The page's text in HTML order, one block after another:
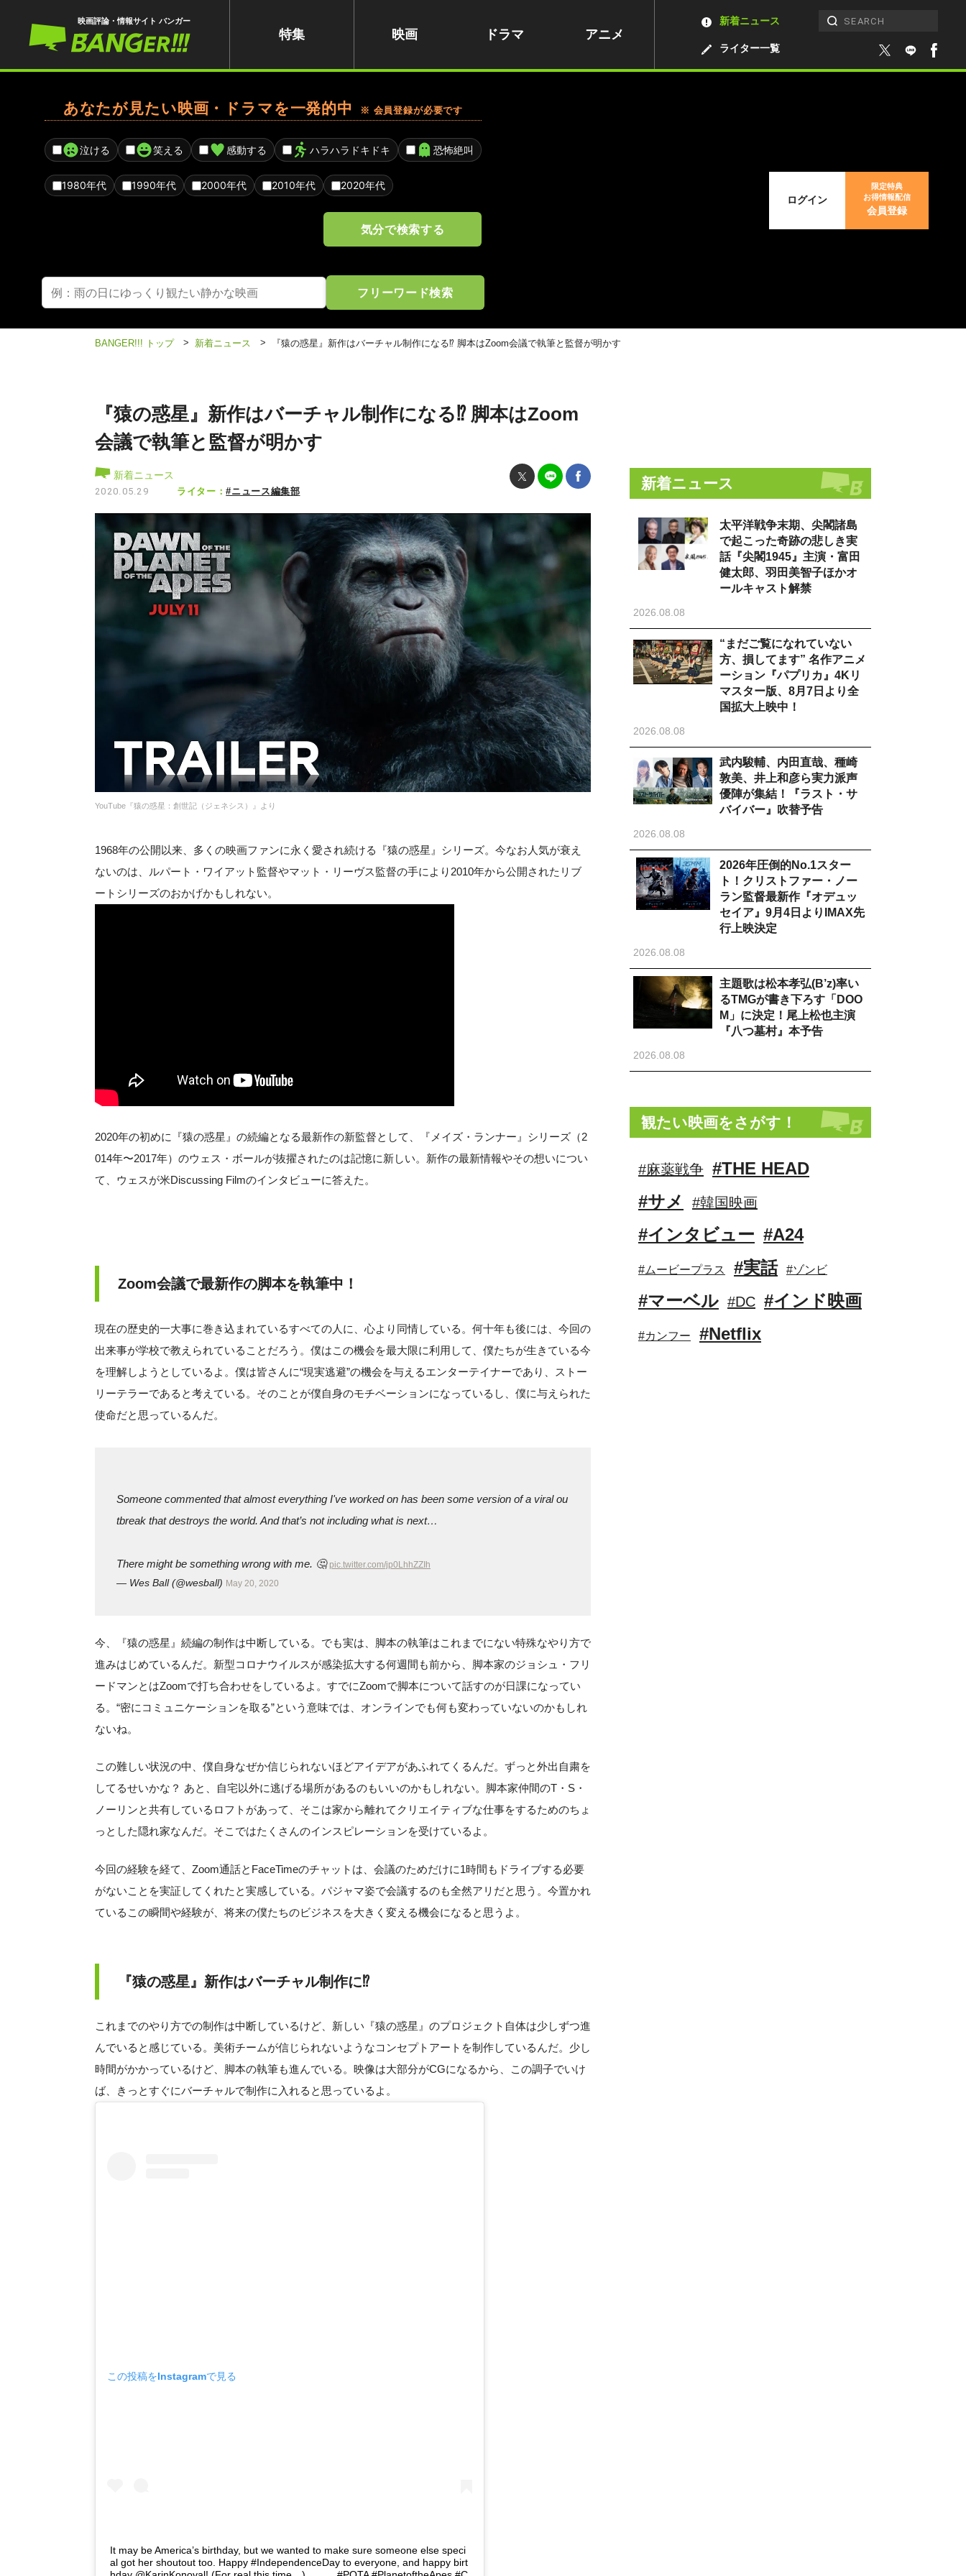
映画評論・情報サイト バンガー
特集 映画 ドラマ アニメ
ライター一覧
新着ニュース
あなたが見たい映画・ドラマを一発的中 ※ 会員登録が必要です
泣ける 笑える 感動する ハラハラドキドキ 恐怖絶叫
1980年代 1990年代 2000年代 2010年代 2020年代
気分で検索する
フリーワード検索
ログイン
限定特典
お得情報配信
会員登録
BANGER!!! トップ > 新着ニュース > 『猿の惑星』新作はバーチャル制作になる⁉ 脚本はZoom会議で執筆と監督が明かす
『猿の惑星』新作はバーチャル制作になる⁉ 脚本はZoom
会議で執筆と監督が明かす
新着ニュース
2020.05.29 ライター：#ニュース編集部
YouTube『猿の惑星：創世記（ジェネシス）』より
1968年の公開以来、多くの映画ファンに永く愛され続ける『猿の惑星』シリーズ。今なお人気が衰え
ないのは、ルパート・ワイアット監督やマット・リーヴス監督の手により2010年から公開されたリブ
ートシリーズのおかげかもしれない。
2020年の初めに『猿の惑星』の続編となる最新作の新監督として、『メイズ・ランナー』シリーズ（2
014年〜2017年）のウェス・ボールが抜擢されたのは記憶に新しい。新作の最新情報やその想いについ
て、ウェスが米Discussing Filmのインタビューに答えた。
Zoom会議で最新作の脚本を執筆中！
現在の歴史的一大事に巻き込まれているすべての人に、心より同情している。何十年も後には、今回の
出来事が学校で教えられていることだろう。僕はこの機会を最大限に利用して、僕たちが生きている今
を理解しようとしているよ。僕は皆さんに“現実逃避”の機会を与えるエンターテイナーであり、ストー
リーテラーであると考えている。そのことが僕自身のモチベーションになっているし、僕に与えられた
使命だと思っているんだ。
Someone commented that almost everything I've worked on has been some version of a viral ou
tbreak that destroys the world. And that’s not including what is next…
There might be something wrong with me. 🤔 pic.twitter.com/jp0LhhZZIh
— Wes Ball (@wesball) May 20, 2020
今、『猿の惑星』続編の制作は中断している。でも実は、脚本の執筆はこれまでにない特殊なやり方で
進みはじめているんだ。新型コロナウイルスが感染拡大する何週間も前から、脚本家のジョシュ・フリ
ードマンとはZoomで打ち合わせをしているよ。すでにZoomで脚本について話すのが日課になってい
る。“密にコミュニケーションを取る”という意味では、オンラインでも何も変わっていないのかもしれ
ないね。
この難しい状況の中、僕自身なぜか信じられないほどアイデアがあふれてくるんだ。ずっと外出自粛を
してるせいかな？ あと、自宅以外に逃げる場所があるのもいいのかもしれない。脚本家仲間のT・S・
ノーリンと共有しているロフトがあって、そこは家から離れてクリエイティブな仕事をするためのちょ
っとした隠れ家なんだ。そこではたくさんのインスピレーションを受けているよ。
今回の経験を経て、Zoom通話とFaceTimeのチャットは、会議のためだけに1時間もドライブする必要
がないことを実証してくれたと実感している。パジャマ姿で会議するのも全然アリだと思う。今置かれ
ているこの瞬間や経験が、将来の僕たちのビジネスを大きく変える機会になると思うよ。
『猿の惑星』新作はバーチャル制作に⁉︎
これまでのやり方での制作は中断しているけど、新しい『猿の惑星』のプロジェクト自体は少しずつ進
んでいると感じている。美術チームが信じられないようなコンセプトアートを制作しているんだ。少し
時間がかかっているけど、脚本の執筆も進んでいる。映像は大部分がCGになるから、この調子でいけ
ば、きっとすぐにバーチャルで制作に入れると思っているよ。
この投稿をInstagramで見る
It may be America’s birthday, but we wanted to make sure someone else speci
al got her shoutout too. Happy #IndependenceDay to everyone, and happy birt
新着ニュース
太平洋戦争末期、尖閣諸島
で起こった奇跡の悲しき実
話『尖閣1945』主演・富田
健太郎、羽田美智子ほかオ
ールキャスト解禁
2026.08.08
“まだご覧になれていない
方、損してます” 名作アニメ
ーション『パプリカ』4Kリ
マスター版、8月7日より全
国拡大上映中！
2026.08.08
武内駿輔、内田直哉、種崎
敦美、井上和彦ら実力派声
優陣が集結！『ラスト・サ
バイバー』吹替予告
2026.08.08
2026年圧倒的No.1スター
ト！クリストファー・ノー
ラン監督最新作『オデュッ
セイア』9月4日よりIMAX先
行上映決定
2026.08.08
主題歌は松本孝弘(B’z)率い
るTMGが書き下ろす「DOO
M」に決定！尾上松也主演
『八つ墓村』本予告
2026.08.08
観たい映画をさがす！
#麻薬戦争 #THE HEAD
#サメ
#韓国映画
#インタビュー #A24
#ムービープラス #実話 #ゾンビ
#マーベル #DC #インド映画
#カンフー #Netflix